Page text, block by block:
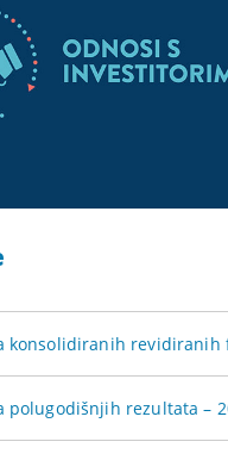
konsolidiranih
polugodišnjih rezultata –